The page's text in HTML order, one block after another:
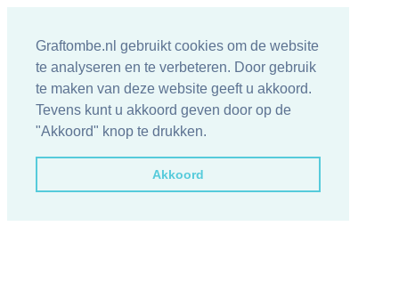
Graftombe.nl gebruikt cookies om de website
te analyseren en te verbeteren. Door gebruik
te maken van deze website geeft u akkoord.
Tevens kunt u akkoord geven door op de
"Akkoord" knop te drukken.
Akkoord